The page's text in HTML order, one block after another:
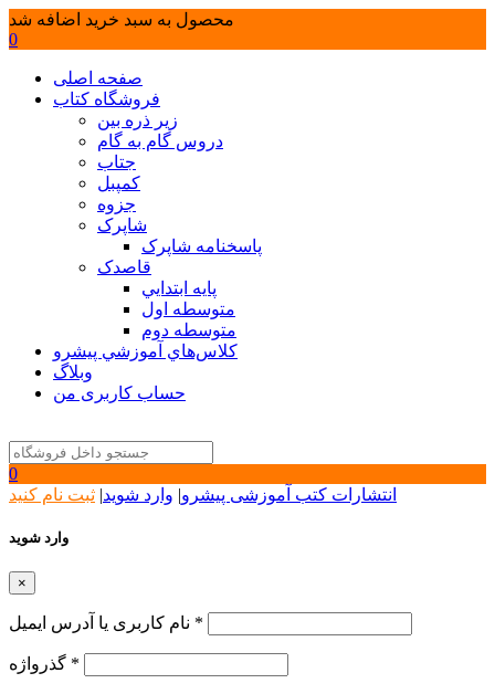
محصول به سبد خرید اضافه شد
0
صفحه اصلی
فروشگاه کتاب
زیر ذره بین
دروس گام به گام
جتاب
کمپبل
جزوه
شاپرک
پاسخنامه شاپرک
قاصدک
پايه ابتدايي
متوسطه اول
متوسطه دوم
كلاس‌هاي آموزشي پيشرو
وبلاگ
حساب کاربری من
0
انتشارات کتب آموزشی پیشرو| وارد شوید| ثبت نام کنید
وارد شوید
×
*
*